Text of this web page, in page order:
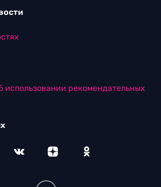
использовании рекомендательных